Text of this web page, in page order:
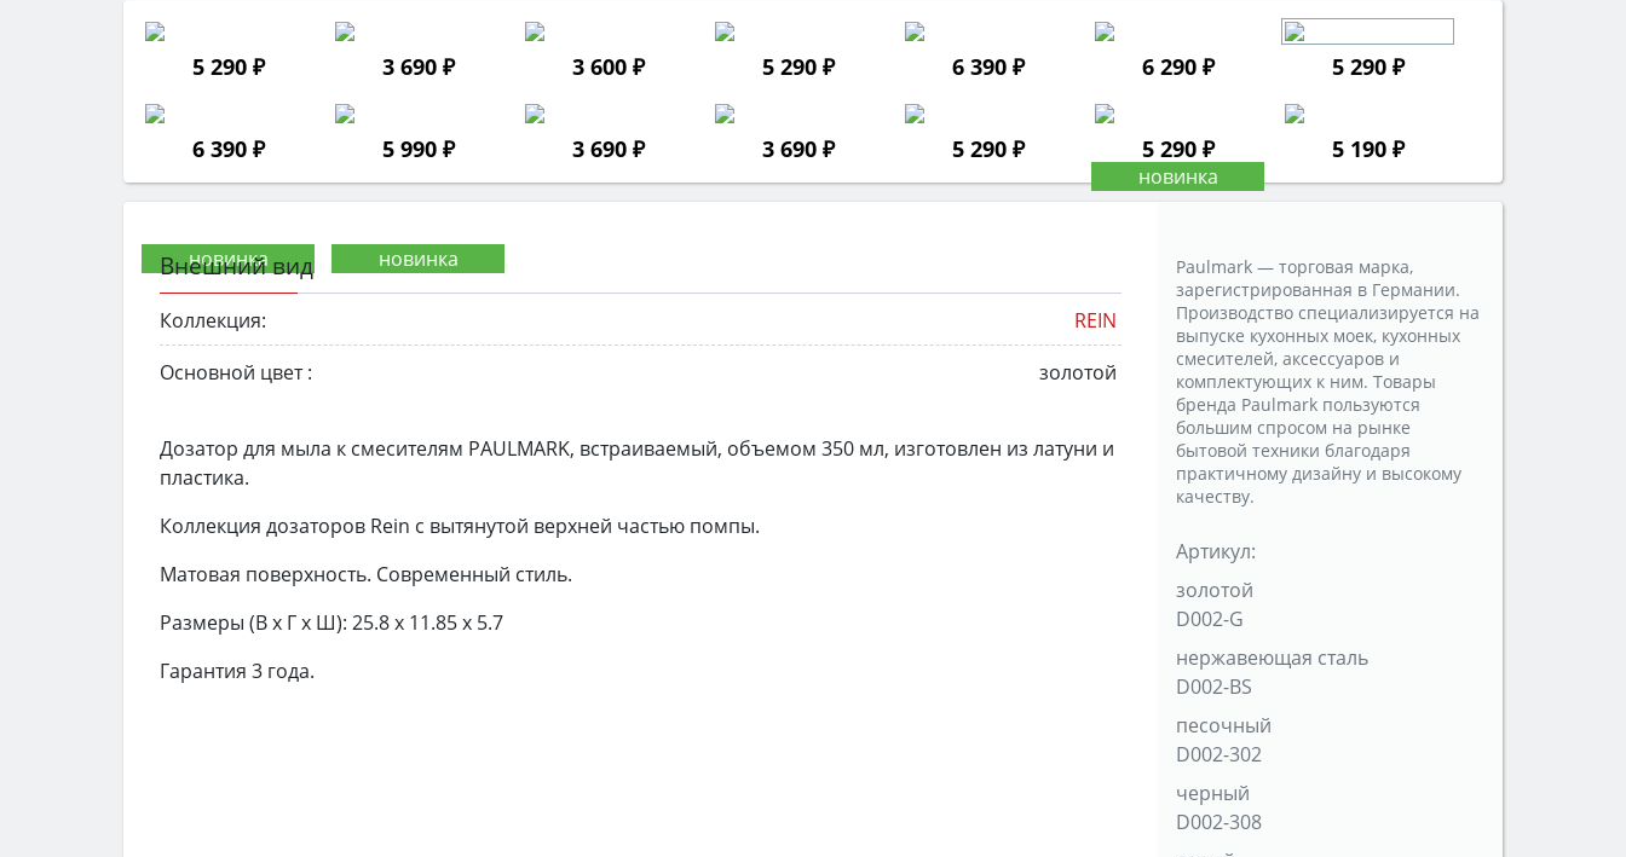
5 290 ₽ 3 690 ₽ 3 600 ₽ 5 290 ₽ 6 390 ₽ 6 290 ₽ 5 290 ₽
6 390 ₽ 5 990 ₽ 3 690 ₽ 3 690 ₽ 5 290 ₽ 5 290 ₽ 5 190 ₽
Внешний вид
Коллекция:
REIN
Основной цвет :
золотой
Дозатор для мыла к смесителям PAULMARK, встраиваемый, объемом 350 мл, изготовлен из латуни и
пластика.
Коллекция дозаторов Rein с вытянутой верхней частью помпы.
Матовая поверхность. Современный стиль.
Размеры (В x Г x Ш): 25.8 x 11.85 x 5.7
Гарантия 3 года.
Paulmark — торговая марка,
зарегистрированная в Германии.
Производство специализируется на
выпуске кухонных моек, кухонных
смесителей, аксессуаров и
комплектующих к ним. Товары
бренда Paulmark пользуются
большим спросом на рынке
бытовой техники благодаря
практичному дизайну и высокому
качеству.
Артикул:
золотой
D002-G
нержавеющая сталь
D002-BS
песочный
D002-302
черный
D002-308